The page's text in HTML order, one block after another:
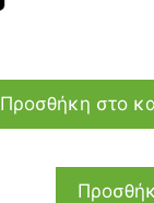
Προσθήκη στο